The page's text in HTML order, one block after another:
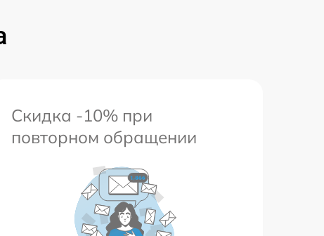
Скидка -10% при
повторном обращении